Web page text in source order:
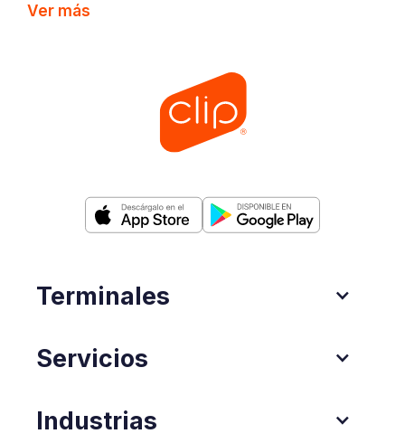
Ver más
Terminales
Servicios
Industrias